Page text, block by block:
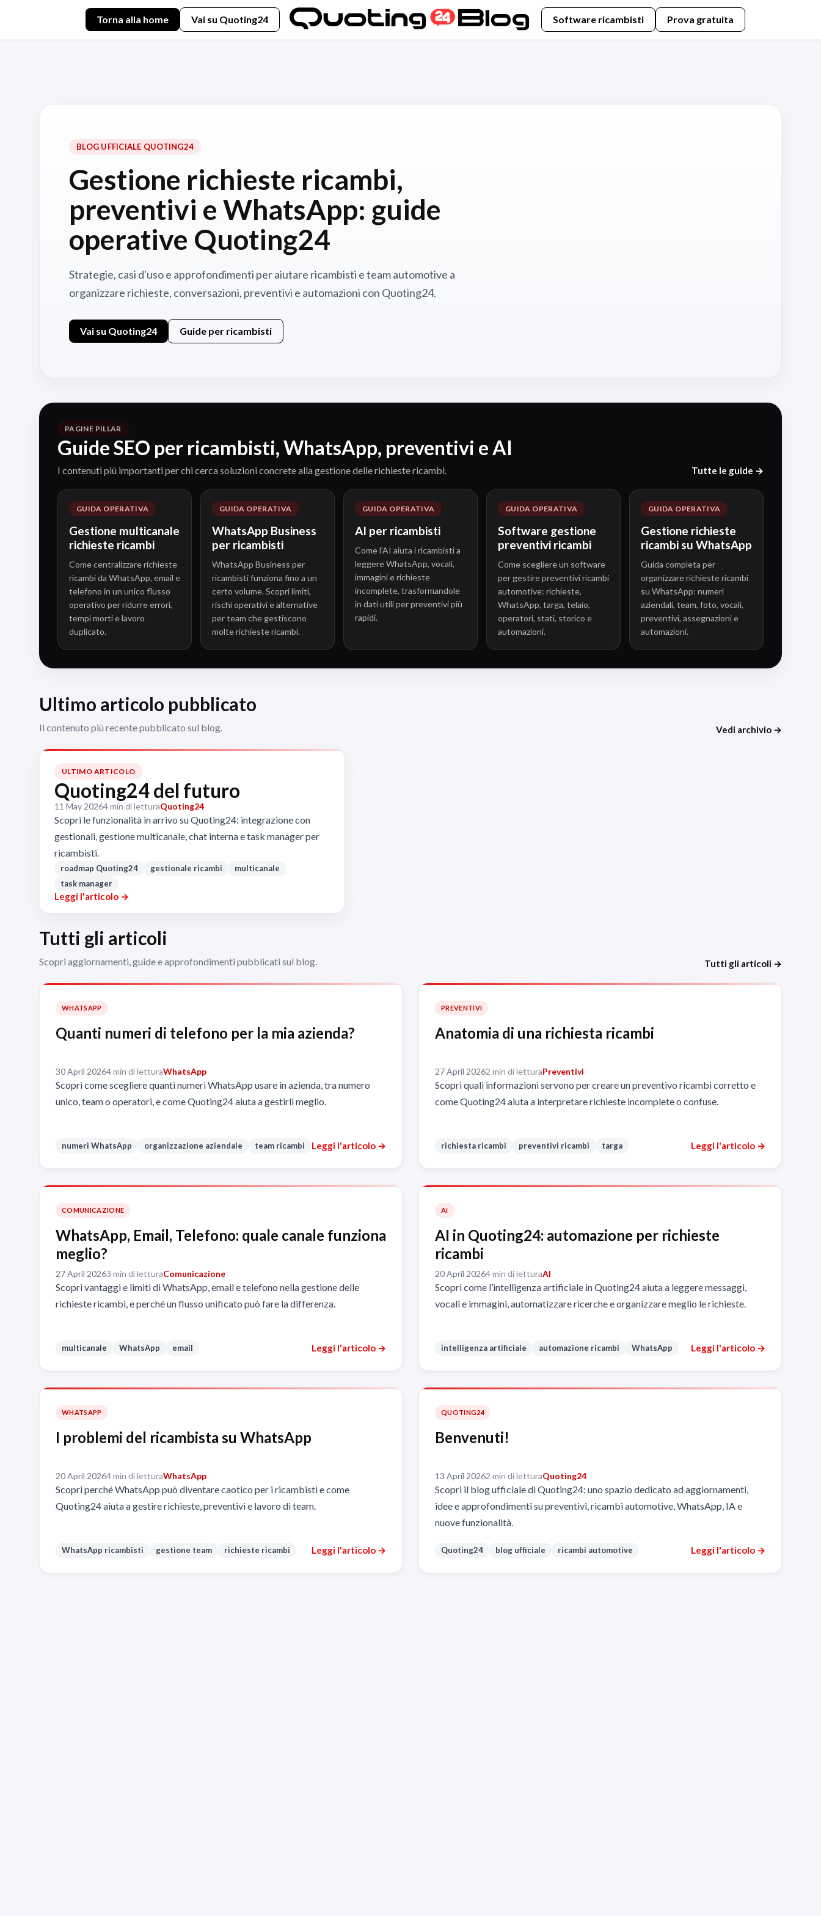
Torna alla home Vai su Quoting24 Software ricambisti Prova gratuita
BLOG UFFICIALE QUOTING24
Gestione richieste ricambi,
preventivi e WhatsApp: guide
operative Quoting24
Strategie, casi d'uso e approfondimenti per aiutare ricambisti e team automotive a
organizzare richieste, conversazioni, preventivi e automazioni con Quoting24.
Vai su Quoting24 Guide per ricambisti
PAGINE PILLAR
Guide SEO per ricambisti, WhatsApp, preventivi e AI
I contenuti più importanti per chi cerca soluzioni concrete alla gestione delle richieste ricambi. Tutte le guide →
GUIDA OPERATIVA
Gestione multicanale
richieste ricambi
Come centralizzare richieste
ricambi da WhatsApp, email e
telefono in un unico flusso
operativo per ridurre errori,
tempi morti e lavoro
duplicato.
GUIDA OPERATIVA
WhatsApp Business
per ricambisti
WhatsApp Business per
ricambisti funziona fino a un
certo volume. Scopri limiti,
rischi operativi e alternative
per team che gestiscono
molte richieste ricambi.
GUIDA OPERATIVA
AI per ricambisti
Come l'AI aiuta i ricambisti a
leggere WhatsApp, vocali,
immagini e richieste
incomplete, trasformandole
in dati utili per preventivi più
rapidi.
GUIDA OPERATIVA
Software gestione
preventivi ricambi
Come scegliere un software
per gestire preventivi ricambi
automotive: richieste,
WhatsApp, targa, telaio,
operatori, stati, storico e
automazioni.
GUIDA OPERATIVA
Gestione richieste
ricambi su WhatsApp
Guida completa per
organizzare richieste ricambi
su WhatsApp: numeri
aziendali, team, foto, vocali,
preventivi, assegnazioni e
automazioni.
Ultimo articolo pubblicato
Il contenuto più recente pubblicato sul blog. Vedi archivio →
ULTIMO ARTICOLO
Quoting24 del futuro
11 May 20264 min di letturaQuoting24
Scopri le funzionalità in arrivo su Quoting24: integrazione con
gestionali, gestione multicanale, chat interna e task manager per
ricambisti.
roadmap Quoting24 gestionale ricambi
multicanale
task manager
Leggi l'articolo →
Tutti gli articoli
Scopri aggiornamenti, guide e approfondimenti pubblicati sul blog. Tutti gli articoli →
WHATSAPP
Quanti numeri di telefono per la mia azienda?
30 April 20264 min di letturaWhatsApp
Scopri come scegliere quanti numeri WhatsApp usare in azienda, tra numero
unico, team o operatori, e come Quoting24 aiuta a gestirli meglio.
numeri WhatsApp organizzazione aziendale team ricambi Leggi l'articolo →
PREVENTIVI
Anatomia di una richiesta ricambi
27 April 20262 min di letturaPreventivi
Scopri quali informazioni servono per creare un preventivo ricambi corretto e
come Quoting24 aiuta a interpretare richieste incomplete o confuse.
richiesta ricambi preventivi ricambi targa Leggi l'articolo →
COMUNICAZIONE
WhatsApp, Email, Telefono: quale canale funziona
meglio?
27 April 20263 min di letturaComunicazione
Scopri vantaggi e limiti di WhatsApp, email e telefono nella gestione delle
richieste ricambi, e perché un flusso unificato può fare la differenza.
multicanale WhatsApp email Leggi l'articolo →
AI
AI in Quoting24: automazione per richieste
ricambi
20 April 20264 min di letturaAI
Scopri come l’intelligenza artificiale in Quoting24 aiuta a leggere messaggi,
vocali e immagini, automatizzare ricerche e organizzare meglio le richieste.
intelligenza artificiale automazione ricambi WhatsApp Leggi l'articolo →
WHATSAPP
I problemi del ricambista su WhatsApp
20 April 20264 min di letturaWhatsApp
Scopri perché WhatsApp può diventare caotico per i ricambisti e come
Quoting24 aiuta a gestire richieste, preventivi e lavoro di team.
WhatsApp ricambisti gestione team richieste ricambi Leggi l'articolo →
QUOTING24
Benvenuti!
13 April 20262 min di letturaQuoting24
Scopri il blog ufficiale di Quoting24: uno spazio dedicato ad aggiornamenti,
idee e approfondimenti su preventivi, ricambi automotive, WhatsApp, IA e
nuove funzionalità.
Quoting24 blog ufficiale ricambi automotive Leggi l'articolo →